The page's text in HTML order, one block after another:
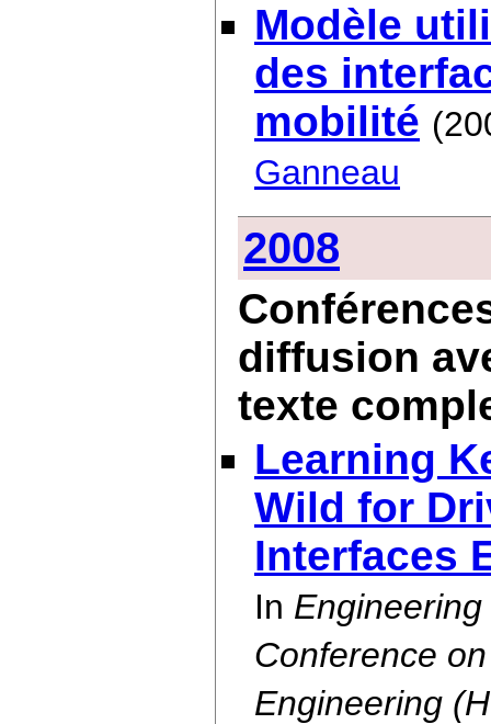
Modèle
des
mobilité
Ganneau
2008
diffusion
texte
Learning
Wild for
Interfaces
In
Conference
Engineering